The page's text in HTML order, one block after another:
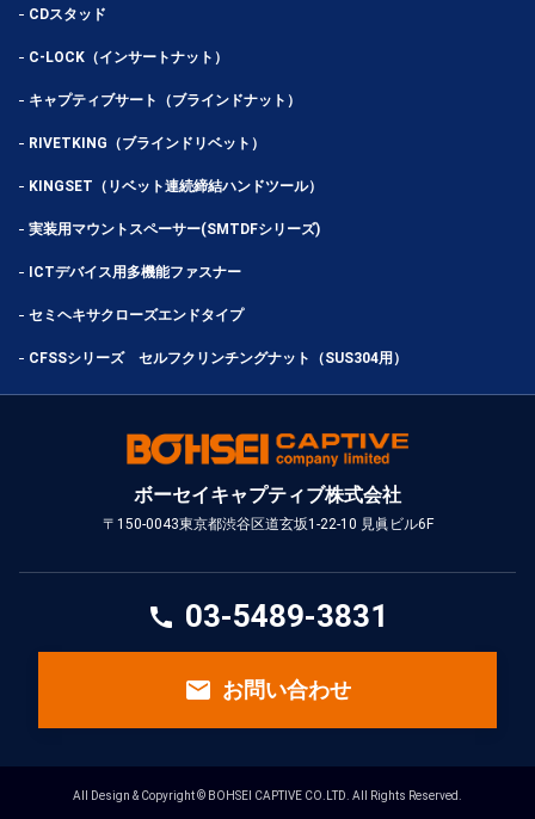
CDスタッド
C-LOCK（インサートナット）
キャプティブサート（ブラインドナット）
RIVETKING（ブラインドリベット）
KINGSET（リベット連続締結ハンドツール）
実装用マウントスペーサー(SMTDFシリーズ)
ICTデバイス用多機能ファスナー
セミヘキサクローズエンドタイプ
CFSSシリーズ セルフクリンチングナット（SUS304用）
ボーセイキャプティブ株式会社
〒150-0043東京都渋谷区道玄坂1-22-10 見眞ビル6F
call 03-5489-3831
email お問い合わせ
All Design & Copyright © BOHSEI CAPTIVE CO.LTD. All Rights Reserved.